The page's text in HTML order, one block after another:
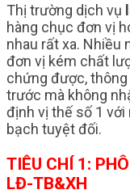
Thị trường dịch vụ
hàng chục đơn vị
nhau rất xa. Nhiều
đơn vị kém chất
chứng được, thông
trước mà không
định vị thế số 1
bạch tuyệt đối.
TIÊU CHÍ 1:
LĐ-TB&XH